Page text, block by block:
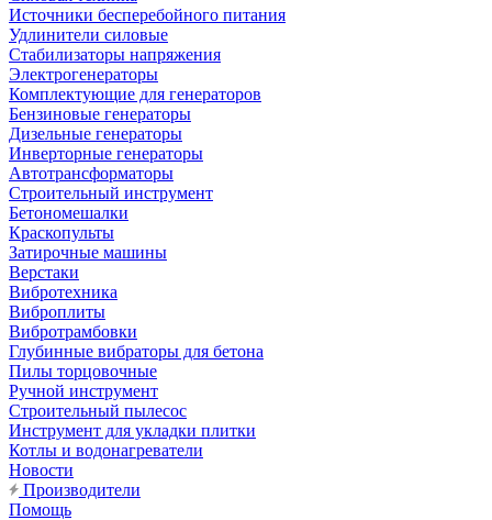
Источники бесперебойного питания
Удлинители силовые
Стабилизаторы напряжения
Электрогенераторы
Комплектующие для генераторов
Бензиновые генераторы
Дизельные генераторы
Инверторные генераторы
Автотрансформаторы
Строительный инструмент
Бетономешалки
Краскопульты
Затирочные машины
Верстаки
Вибротехника
Виброплиты
Вибротрамбовки
Глубинные вибраторы для бетона
Пилы торцовочные
Ручной инструмент
Строительный пылесос
Инструмент для укладки плитки
Котлы и водонагреватели
Новости
Производители
Помощь